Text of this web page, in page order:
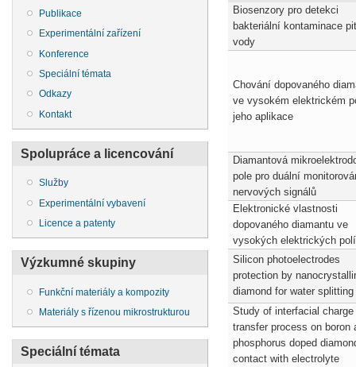
Publikace
Experimentální zařízení
Konference
Speciální témata
Odkazy
Kontakt
Spolupráce a licencování
Služby
Experimentální vybavení
Licence a patenty
Výzkumné skupiny
Funkční materiály a kompozity
Materiály s řízenou mikrostrukturou
Speciální témata
Biosenzory pro detekci
bakteriální kontaminace
vody
Chování dopovaného
ve vysokém elektrickém
jeho aplikace
Diamantová
pole pro duální
nervových signálů
Elektronické vlastnosti
dopovaného diamantu ve
vysokých elektrických polí
Silicon photoelectrodes
protection by
diamond for water splitting
Study of interfacial charge
transfer process on boron
phosphorus doped
contact with electrolyte